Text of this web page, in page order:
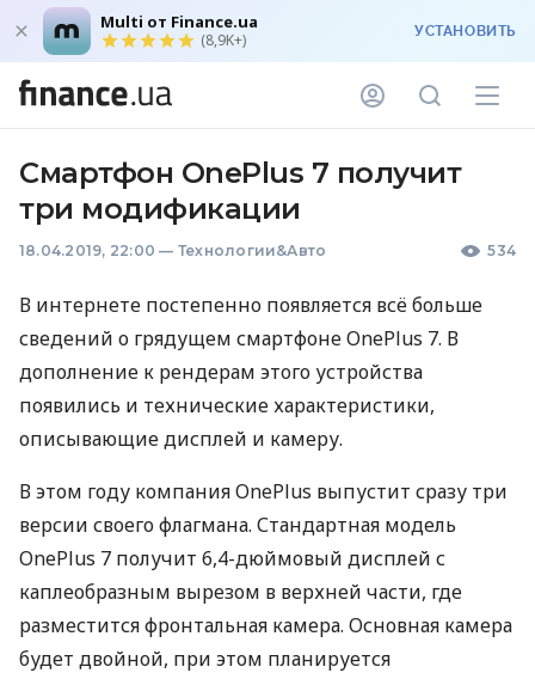
Multi от Finance.ua
(8,9K+) УСТАНОВИТЬ
Смартфон OnePlus 7 получит
три модификации
18.04.2019, 22:00 — Технологии&Авто 534
В интернете постепенно появляется всё больше
сведений о грядущем смартфоне OnePlus 7. В
дополнение к рендерам этого устройства
появились и технические характеристики,
описывающие дисплей и камеру.
В этом году компания OnePlus выпустит сразу три
версии своего флагмана. Стандартная модель
OnePlus 7 получит 6,4-дюймовый дисплей с
каплеобразным вырезом в верхней части, где
разместится фронтальная камера. Основная камера
будет двойной, при этом планируется